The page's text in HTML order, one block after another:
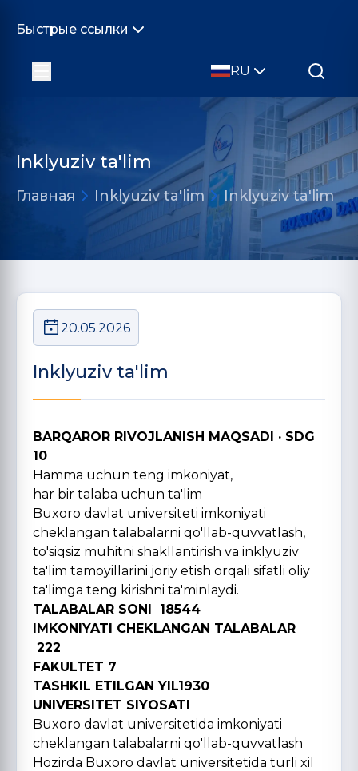
Быстрые ссылки
RU
Inklyuziv ta'lim
Главная Inklyuziv ta'lim Inklyuziv ta'lim
20.05.2026
Inklyuziv ta'lim
BARQAROR RIVOJLANISH MAQSADI · SDG
10
Hamma uchun teng imkoniyat,
har bir talaba uchun ta'lim
Buxoro davlat universiteti imkoniyati
cheklangan talabalarni qo'llab-quvvatlash,
to'siqsiz muhitni shakllantirish va inklyuziv
ta'lim tamoyillarini joriy etish orqali sifatli oliy
ta'limga teng kirishni ta'minlaydi.
TALABALAR SONI 18544
IMKONIYATI CHEKLANGAN TALABALAR
222
FAKULTET 7
TASHKIL ETILGAN YIL1930
UNIVERSITET SIYOSATI
Buxoro davlat universitetida imkoniyati
cheklangan talabalarni qo'llab-quvvatlash
Hozirda Buxoro davlat universitetida turli xil